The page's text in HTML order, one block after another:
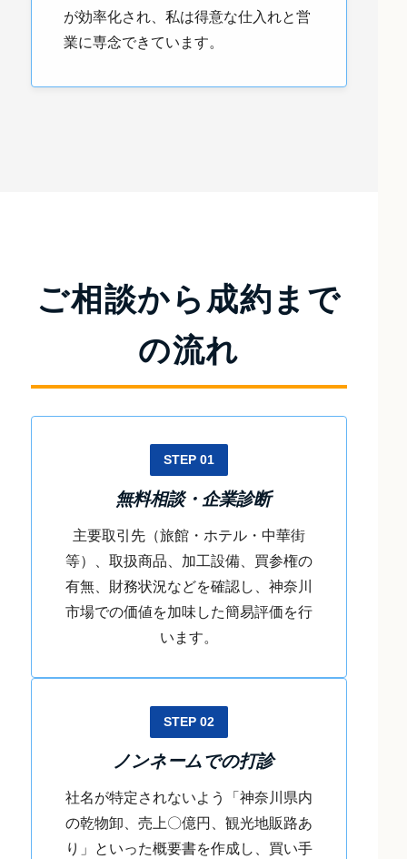
が効率化され、私は得意な仕入れと営
業に専念できています。
ご相談から成約まで
の流れ
STEP 01
無料相談・企業診断
主要取引先（旅館・ホテル・中華街
等）、取扱商品、加工設備、買参権の
有無、財務状況などを確認し、神奈川
市場での価値を加味した簡易評価を行
います。
STEP 02
ノンネームでの打診
社名が特定されないよう「神奈川県内
の乾物卸、売上〇億円、観光地販路あ
り」といった概要書を作成し、買い手